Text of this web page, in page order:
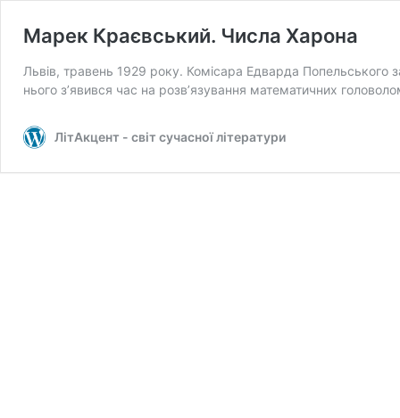
Марек Краєвський. Числа Харона
Львів, травень 1929 року. Комісара Едварда Попельського
нього з’явився час на розв’язування математичних
ЛітАкцент - світ сучасної літератури